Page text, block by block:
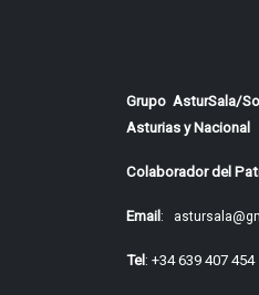
Grupo AsturSala/
Asturias y Nacional
Colaborador del
Email:
Tel: +34 639 407 454